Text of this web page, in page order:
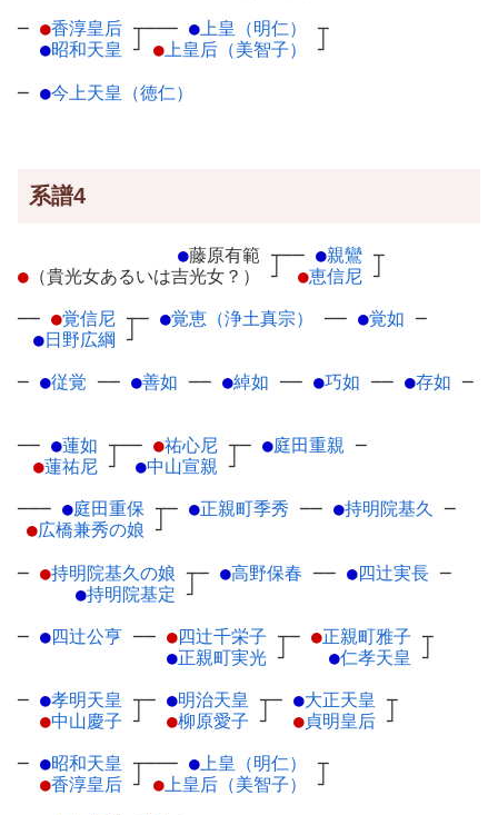
─ ●香淳皇后 ┬
●昭和天皇 ┘
─── ●上皇（明仁）
┬
●上皇后（美智子） ┘
─ ●今上天皇（徳仁）
系譜4
●藤原有範 ┬
● （貴光女あるいは吉光女？） ┘
── ●親鸞 ┬
●恵信尼 ┘
── ●覚信尼 ┬
●日野広綱 ┘
─ ●覚恵（浄土真宗） ── ●覚如 ─
─ ●従覚 ── ●善如 ── ●綽如 ── ●巧如 ── ●存如 ─
── ●蓮如 ┬
●蓮祐尼 ┘
── ●祐心尼 ┬
●中山宣親 ┘
─ ●庭田重親 ─
─── ●庭田重保 ┬
●広橋兼秀の娘 ┘
─ ●正親町季秀 ── ●持明院基久 ─
─ ●持明院基久の娘 ┬
●持明院基定 ┘
─ ●高野保春 ── ●四辻実長 ─
─ ●四辻公亨 ── ●四辻千栄子 ┬
●正親町実光 ┘
─ ●正親町雅子 ┬
●仁孝天皇 ┘
─ ●孝明天皇 ┬
●中山慶子 ┘
─ ●明治天皇 ┬
●柳原愛子 ┘
─ ●大正天皇 ┬
●貞明皇后 ┘
─ ●昭和天皇 ┬
●香淳皇后 ┘
─── ●上皇（明仁）
┬
●上皇后（美智子） ┘